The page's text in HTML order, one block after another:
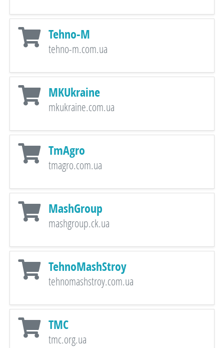
Tehno-M
tehno-m.com.ua
MKUkraine
mkukraine.com.ua
TmAgro
tmagro.com.ua
MashGroup
mashgroup.ck.ua
TehnoMashStroy
tehnomashstroy.com.ua
TMC
tmc.org.ua